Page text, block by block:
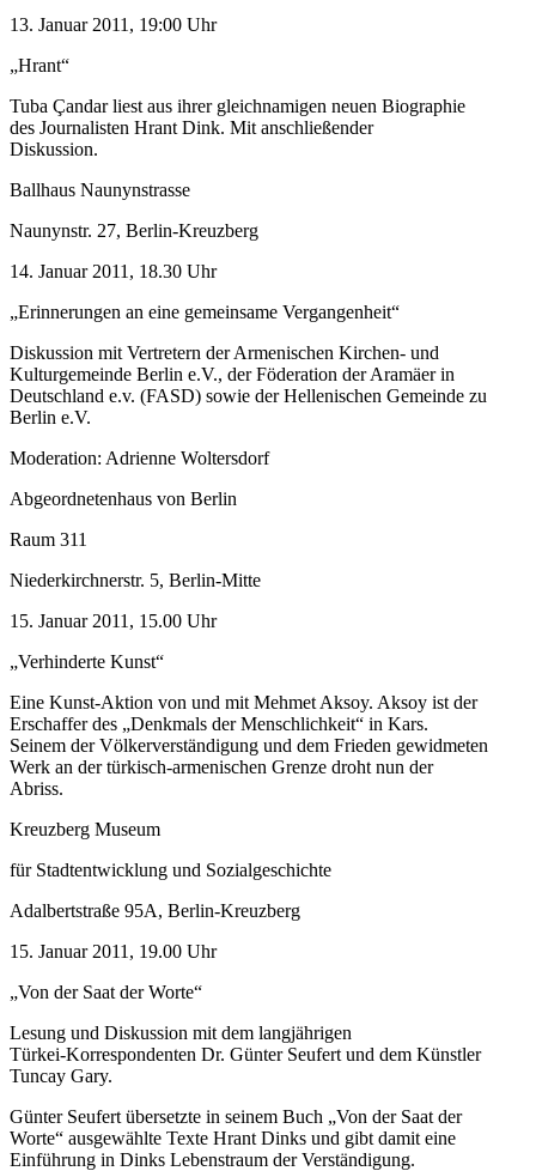
13. Januar 2011, 19:00 Uhr
„Hrant“
Tuba Çandar liest aus ihrer gleichnamigen neuen Biographie
des Journalisten Hrant Dink. Mit anschließender
Diskussion.
Ballhaus Naunynstrasse
Naunynstr. 27, Berlin-Kreuzberg
14. Januar 2011, 18.30 Uhr
„Erinnerungen an eine gemeinsame Vergangenheit“
Diskussion mit Vertretern der Armenischen Kirchen- und
Kulturgemeinde Berlin e.V., der Föderation der Aramäer in
Deutschland e.v. (FASD) sowie der Hellenischen Gemeinde zu
Berlin e.V.
Moderation: Adrienne Woltersdorf
Abgeordnetenhaus von Berlin
Raum 311
Niederkirchnerstr. 5, Berlin-Mitte
15. Januar 2011, 15.00 Uhr
„Verhinderte Kunst“
Eine Kunst-Aktion von und mit Mehmet Aksoy. Aksoy ist der
Erschaffer des „Denkmals der Menschlichkeit“ in Kars.
Seinem der Völkerverständigung und dem Frieden gewidmeten
Werk an der türkisch-armenischen Grenze droht nun der
Abriss.
Kreuzberg Museum
für Stadtentwicklung und Sozialgeschichte
Adalbertstraße 95A, Berlin-Kreuzberg
15. Januar 2011, 19.00 Uhr
„Von der Saat der Worte“
Lesung und Diskussion mit dem langjährigen
Türkei-Korrespondenten Dr. Günter Seufert und dem Künstler
Tuncay Gary.
Günter Seufert übersetzte in seinem Buch „Von der Saat der
Worte“ ausgewählte Texte Hrant Dinks und gibt damit eine
Einführung in Dinks Lebenstraum der Verständigung.